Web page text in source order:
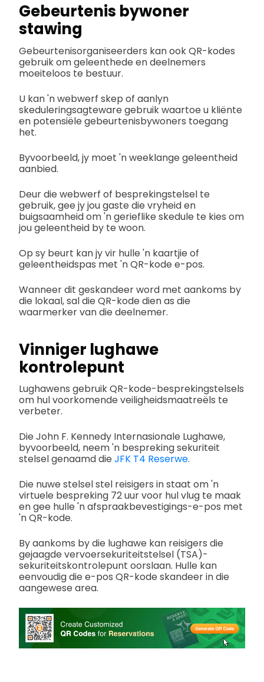
Gebeurtenis bywoner
stawing
Gebeurtenisorganiseerders kan ook QR-kodes
gebruik om geleenthede en deelnemers
moeiteloos te bestuur.
U kan 'n webwerf skep of aanlyn
skeduleringsagteware gebruik waartoe u kliënte
en potensiële gebeurtenisbywoners toegang
het.
Byvoorbeeld, jy moet 'n weeklange geleentheid
aanbied.
Deur die webwerf of besprekingstelsel te
gebruik, gee jy jou gaste die vryheid en
buigsaamheid om 'n gerieflike skedule te kies om
jou geleentheid by te woon.
Op sy beurt kan jy vir hulle 'n kaartjie of
geleentheidspas met 'n QR-kode e-pos.
Wanneer dit geskandeer word met aankoms by
die lokaal, sal die QR-kode dien as die
waarmerker van die deelnemer.
Vinniger lughawe
kontrolepunt
Lughawens gebruik QR-kode-besprekingstelsels
om hul voorkomende veiligheidsmaatreëls te
verbeter.
Die John F. Kennedy Internasionale Lughawe,
byvoorbeeld, neem 'n bespreking sekuriteit
stelsel genaamd die JFK T4 Reserwe.
Die nuwe stelsel stel reisigers in staat om 'n
virtuele bespreking 72 uur voor hul vlug te maak
en gee hulle 'n afspraakbevestigings-e-pos met
'n QR-kode.
By aankoms by die lughawe kan reisigers die
gejaagde vervoersekuriteitstelsel (TSA)-
sekuriteitskontrolepunt oorslaan. Hulle kan
eenvoudig die e-pos QR-kode skandeer in die
aangewese area.